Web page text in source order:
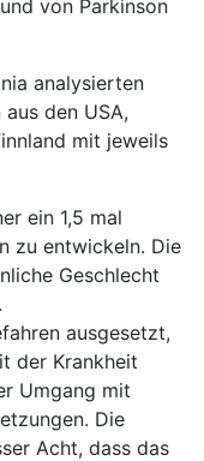
von Parkinson
analysierten
den USA,
mit jeweils
ein 1,5 mal
zu entwickeln. Die
Geschlecht
ausgesetzt,
der Krankheit
Umgang mit
Die
Acht, dass das